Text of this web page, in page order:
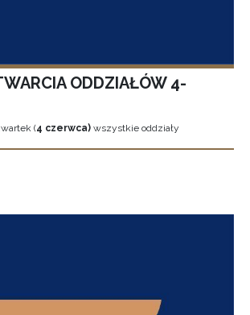
ODDZIAŁÓW 4-
(4 czerwca) wszystkie oddziały